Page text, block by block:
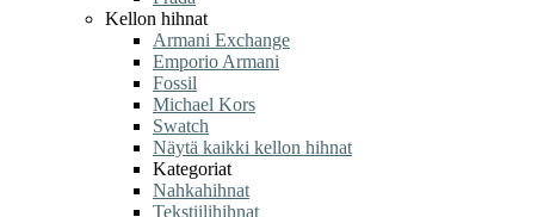
Kellon hihnat
Armani Exchange
Emporio Armani
Fossil
Michael Kors
Swatch
Näytä kaikki kellon hihnat
Kategoriat
Nahkahihnat
Tekstiilihihnat